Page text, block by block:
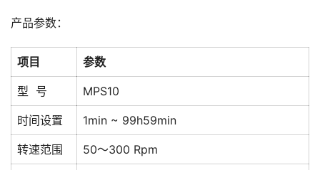
产品参数：
项目 参数
型 号 MPS10
时间设置 1min ~ 99h59min
转速范围 50～300 Rpm